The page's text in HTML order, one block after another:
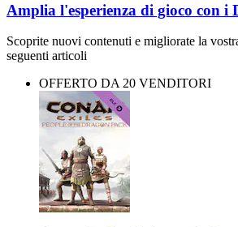
Amplia l'esperienza di gioco con i
Scoprite nuovi contenuti e migliorate la
seguenti articoli
OFFERTO DA 20 VENDITORI